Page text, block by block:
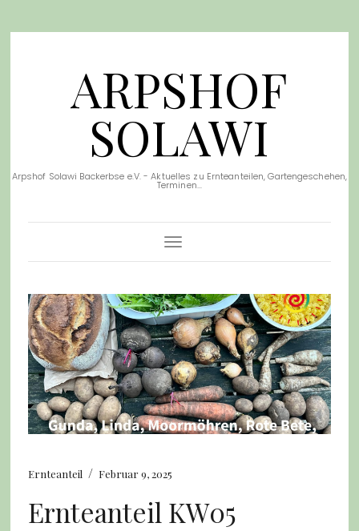
ARPSHOF
SOLAWI
Arpshof Solawi Backerbse e.V. - Aktuelles zu Ernteanteilen, Gartengeschehen,
Terminen...
Toggle Navigation
Ernteanteil / Februar 9, 2025
Ernteanteil KW05